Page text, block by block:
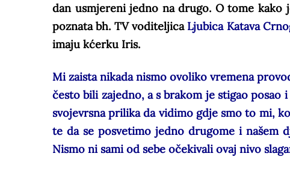
dan usmjereni jedno na drugo. O tome kako
poznata bh. TV voditeljica Ljubica Katava
imaju kćerku Iris.
Mi zaista nikada nismo ovoliko vremena
često bili zajedno, a s brakom je stigao posao
svojevrsna prilika da vidimo gdje smo to mi,
te da se posvetimo jedno drugome i našem
Nismo ni sami od sebe očekivali ovaj nivo